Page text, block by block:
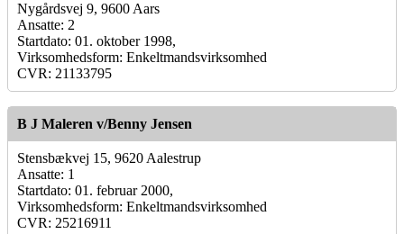
Nygårdsvej 9, 9600 Aars
Ansatte: 2
Startdato: 01. oktober 1998,
Virksomhedsform: Enkeltmandsvirksomhed
CVR: 21133795
B J Maleren v/Benny Jensen
Stensbækvej 15, 9620 Aalestrup
Ansatte: 1
Startdato: 01. februar 2000,
Virksomhedsform: Enkeltmandsvirksomhed
CVR: 25216911